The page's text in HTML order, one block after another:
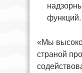
функций.
«Мы
страной